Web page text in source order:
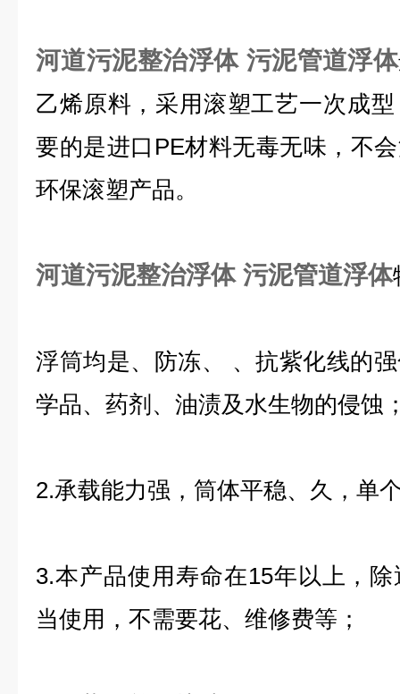
河道污泥整治浮体 污泥管道浮体
乙烯原料，采用滚塑工艺一次成
要的是进口PE材料无毒无味，不
环保滚塑产品。
河道污泥整治浮体 污泥管道浮体
浮筒均是、防冻、 、抗紫化线的
学品、药剂、油渍及水生物的侵蚀
2.承载能力强，筒体平稳、久，单
3.本产品使用寿命在15年以上，
当使用，不需要花、维修费等；